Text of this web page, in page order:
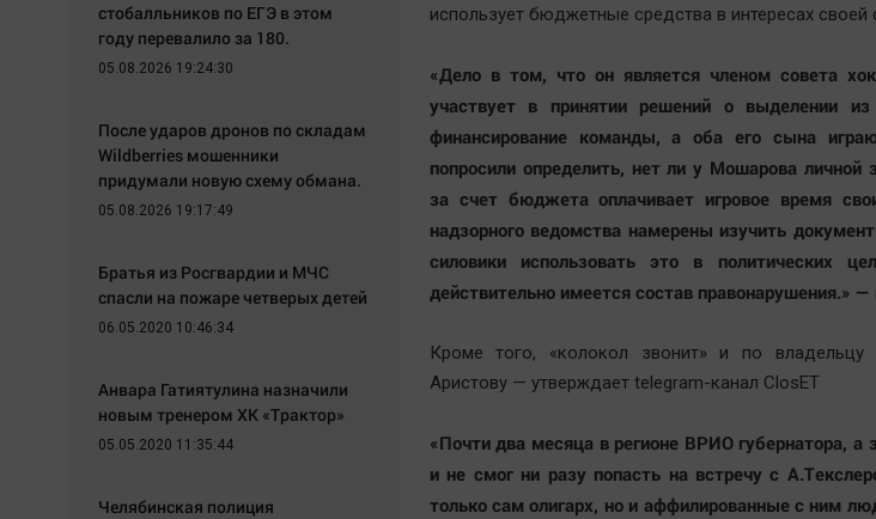
использует бюджетные средства в интересах своей
«Дело в том, что он является членом совета
участвует в принятии решений о выделении
финансирование команды, а оба его сына
попросили определить, нет ли у Мошарова
за счет бюджета оплачивает игровое время
надзорного ведомства намерены изучить
силовики использовать это в политических
действительно имеется состав правонарушения.» —
Кроме того, «колокол звонит» и по
Аристову — утверждает telegram-канал ClosET
«Почти два месяца в регионе ВРИО губернатора, а
и не смог ни разу попасть на встречу с
только сам олигарх, но и аффилированные с ним
стобалльников по ЕГЭ в этом
году перевалило за 180.
05.08.2026 19:24:30
После ударов дронов по складам
Wildberries мошенники
придумали новую схему обмана.
05.08.2026 19:17:49
Братья из Росгвардии и МЧС
спасли на пожаре четверых детей
06.05.2020 10:46:34
Анвара Гатиятулина назначили
новым тренером ХК «Трактор»
05.05.2020 11:35:44
Челябинская полиция